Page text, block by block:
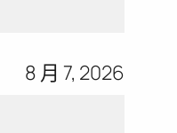
8 月 7, 2026